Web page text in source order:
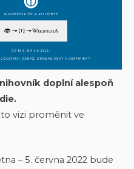
doplní alespoň
vizi proměnit ve
– 5. června 2022 bude